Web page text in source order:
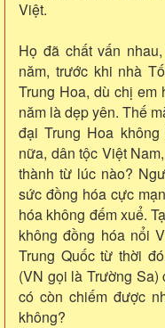
Việt.
Họ đã chất vấn
năm, trước khi nhà
Trung Hoa, dù chị em
năm là dẹp yên. Thế
đại Trung Hoa
nữa, dân tộc Việt
thành từ lúc nào?
sức đồng hóa cực
hóa không đếm xuể.
không đồng hóa nổi
Trung Quốc từ thời
(VN gọi là Trường
có còn chiếm được
không?